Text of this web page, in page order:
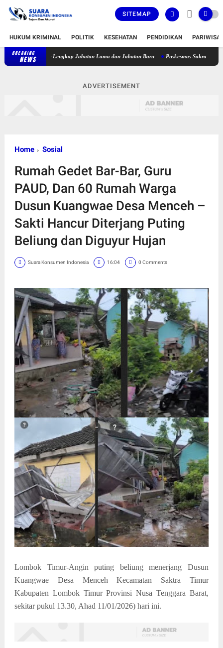
SITEMAP
HUKUM KRIMINAL POLITIK KESEHATAN PENDIDIKAN
BREAKING
NEWS
Daftar Lengkap Jabatan Lama dan Jabatan Baru Puskesmas Sakra Timur Belum
ADVERTISEMENT
Home Sosial
Rumah Gedet Bar-Bar, Guru
PAUD, Dan 60 Rumah Warga
Dusun Kuangwae Desa Menceh –
Sakti Hancur Diterjang Puting
Beliung dan Diguyur Hujan
Suara Konsumen Indonesia 16:04 0 Comments
Lombok Timur-Angin puting beliung menerjang Dusun
Kuangwae Desa Menceh Kecamatan Saktra Timur
Kabupaten Lombok Timur Provinsi Nusa Tenggara Barat,
sekitar pukul 13.30, Ahad 11/01/2026) hari ini.